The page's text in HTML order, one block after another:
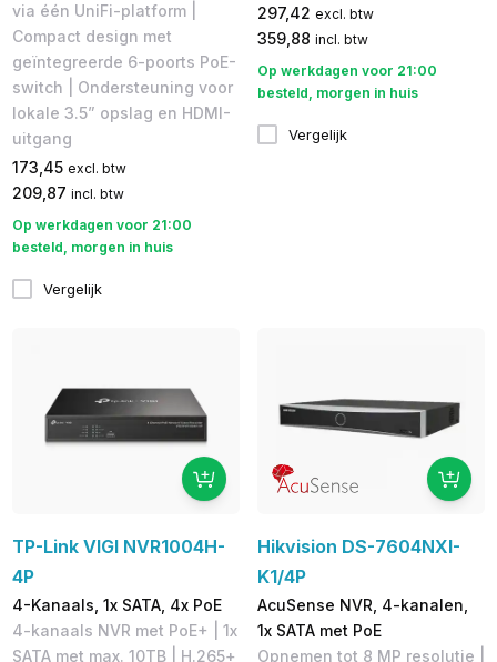
via één UniFi-platform |
Compact design met
geïntegreerde 6-poorts PoE-
switch | Ondersteuning voor
lokale 3.5” opslag en HDMI-
uitgang
173,45 excl. btw
209,87 incl. btw
Op werkdagen voor 21:00
besteld, morgen in huis
Vergelijk
297,42 excl. btw
359,88 incl. btw
Op werkdagen voor 21:00
besteld, morgen in huis
Vergelijk
TP-Link VIGI NVR1004H-
4P
4-Kanaals, 1x SATA, 4x PoE
4-kanaals NVR met PoE+ | 1x
SATA met max. 10TB | H.265+
Hikvision DS-7604NXI-
K1/4P
AcuSense NVR, 4-kanalen,
1x SATA met PoE
Opnemen tot 8 MP resolutie |